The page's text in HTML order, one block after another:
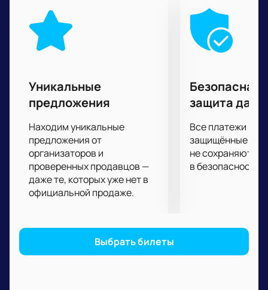
принципиального противостояния! Поверьте, вы
точно будете сидеть на трибунах, затаив дыхание!
На нашем сайте вы сможете
купить билетыпо
доступной цене. Заказ билетов, включая выбор
электронные пригласительные окажутся на ваше
Уникальные
предложения
Находим уникальные
предложения от
организаторов и
проверенных продавцов —
даже те, которых уже нет в
официальной продаже.
Безопасная
защита
Все платежи
защищённые
не сохраняются
в безопасности.
Выбрать билеты